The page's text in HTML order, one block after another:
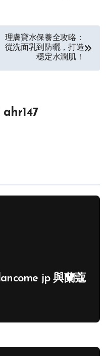
理膚寶水保養全攻略：
從洗面乳到防曬，打造
穩定水潤肌！
ahr147
jp 與蘭蔻